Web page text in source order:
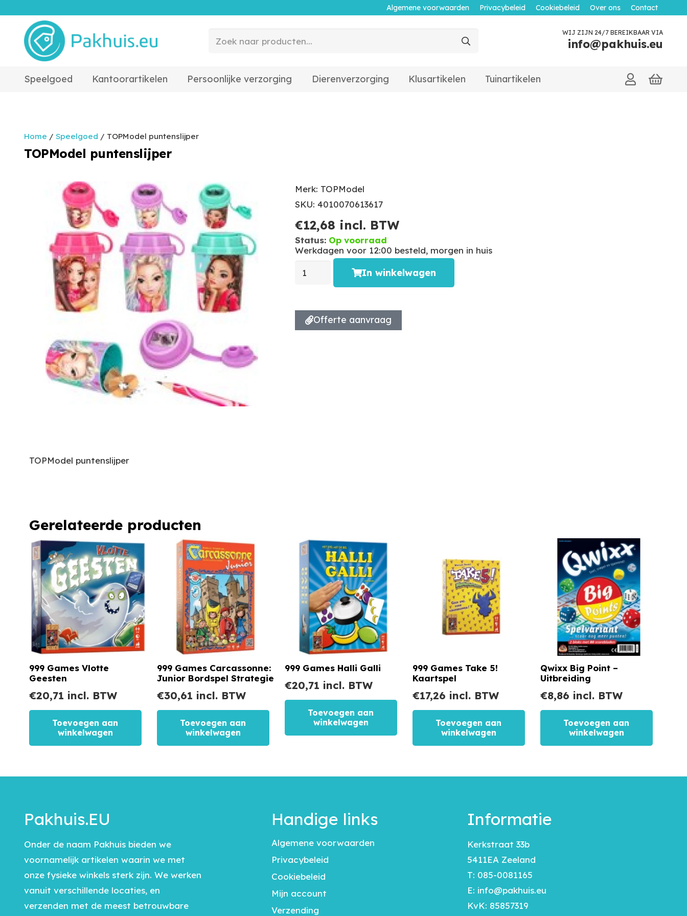
Algemene voorwaarden Privacybeleid Cookiebeleid Over ons Contact
WIJ ZIJN 24/7 BEREIKBAAR VIA
info@pakhuis.eu
Speelgoed Kantoorartikelen Persoonlijke verzorging Dierenverzorging Klusartikelen Tuinartikelen
Home / Speelgoed / TOPModel puntenslijper
TOPModel puntenslijper
Merk: TOPModel
SKU: 4010070613617
€12,68 incl. BTW
Status: Op voorraad
Werkdagen voor 12:00 besteld, morgen in huis
In winkelwagen
Offerte aanvraag
TOPModel puntenslijper
Gerelateerde producten
999 Games Vlotte
Geesten
€20,71 incl. BTW
Toevoegen aan
winkelwagen
999 Games Carcassonne:
Junior Bordspel Strategie
€30,61 incl. BTW
Toevoegen aan
winkelwagen
999 Games Halli Galli
€20,71 incl. BTW
Toevoegen aan
winkelwagen
999 Games Take 5!
Kaartspel
€17,26 incl. BTW
Toevoegen aan
winkelwagen
Qwixx Big Point –
Uitbreiding
€8,86 incl. BTW
Toevoegen aan
winkelwagen
Pakhuis.EU
Onder de naam Pakhuis bieden we
voornamelijk artikelen waarin we met
onze fysieke winkels sterk zijn. We werken
vanuit verschillende locaties, en
verzenden met de meest betrouwbare
Handige links
Algemene voorwaarden
Privacybeleid
Cookiebeleid
Mijn account
Verzending
Informatie
Kerkstraat 33b
5411EA Zeeland
T: 085-0081165
E: info@pakhuis.eu
KvK: 85857319